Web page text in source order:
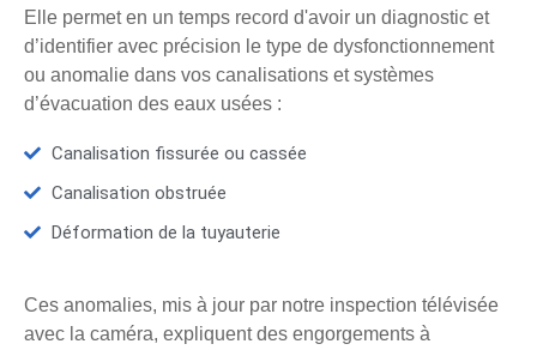
Elle permet en un temps record d'avoir un diagnostic et
d’identifier avec précision le type de dysfonctionnement
ou anomalie dans vos canalisations et systèmes
d’évacuation des eaux usées :
Canalisation fissurée ou cassée
Canalisation obstruée
Déformation de la tuyauterie
Ces anomalies, mis à jour par notre inspection télévisée
avec la caméra, expliquent des engorgements à